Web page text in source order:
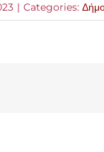
| Categories: